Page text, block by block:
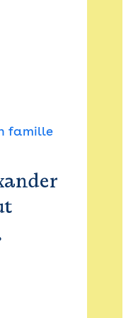
famille